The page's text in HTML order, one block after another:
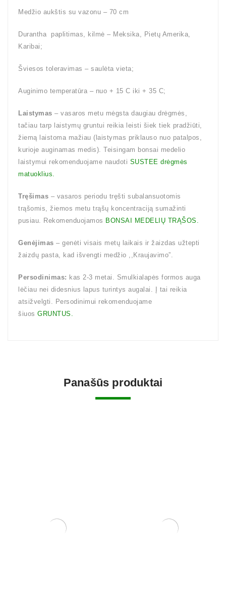
Medžio aukštis su vazonu – 70 cm
Durantha paplitimas, kilmė – Meksika, Pietų Amerika,
Karibai;
Šviesos toleravimas – saulėta vieta;
Auginimo temperatūra – nuo + 15 C iki + 35 C;
Laistymas – vasaros metu mėgsta daugiau drėgmės,
tačiau tarp laistymų gruntui reikia leisti šiek tiek pradžiūti,
žiemą laistoma mažiau (laistymas priklauso nuo patalpos,
kurioje auginamas medis). Teisingam bonsai medelio
laistymui rekomenduojame naudoti SUSTEE drėgmės
matuoklius.
Tręšimas – vasaros periodu tręšti subalansuotomis
trąšomis, žiemos metu trąšų koncentraciją sumažinti
pusiau. Rekomenduojamos BONSAI MEDELIŲ TRĄŠOS.
Genėjimas – genėti visais metų laikais ir žaizdas užtepti
žaizdų pasta, kad išvengti medžio ,,Kraujavimo”.
Persodinimas: kas 2-3 metai. Smulkialapės formos auga
lėčiau nei didesnius lapus turintys augalai. Į tai reikia
atsižvelgti. Persodinimui rekomenduojame
šiuos GRUNTUS.
Panašūs produktai